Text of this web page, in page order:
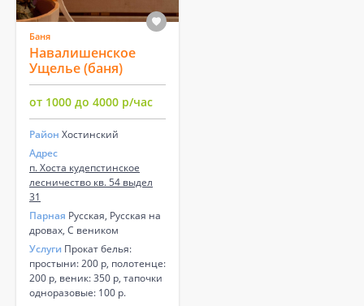
Баня
Навалишенское
Ущелье (баня)
от 1000 до 4000 р/час
Район Хостинский
Адрес
п. Хоста кудепстинское
лесничество кв. 54 выдел
31
Парная Русская, Русская на
дровах, С веником
Услуги Прокат белья:
простыни: 200 р, полотенце:
200 р, веник: 350 р, тапочки
одноразовые: 100 р.